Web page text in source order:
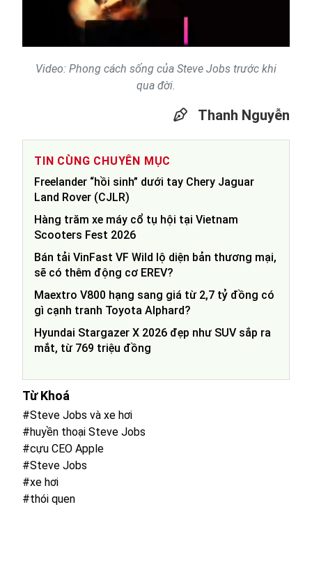
Video
Video: Phong cách sống của Steve Jobs trước khi
qua đời.
Thanh Nguyễn
TIN CÙNG CHUYÊN MỤC
Freelander “hồi sinh” dưới tay Chery Jaguar
Land Rover (CJLR)
Hàng trăm xe máy cổ tụ hội tại Vietnam
Scooters Fest 2026
Bán tải VinFast VF Wild lộ diện bản thương mại,
sẽ có thêm động cơ EREV?
Maextro V800 hạng sang giá từ 2,7 tỷ đồng có
gì cạnh tranh Toyota Alphard?
Hyundai Stargazer X 2026 đẹp như SUV sắp ra
mắt, từ 769 triệu đồng
Từ Khoá
#Steve Jobs và xe hơi
#huyền thoại Steve Jobs
#cựu CEO Apple
#Steve Jobs
#xe hơi
#thói quen